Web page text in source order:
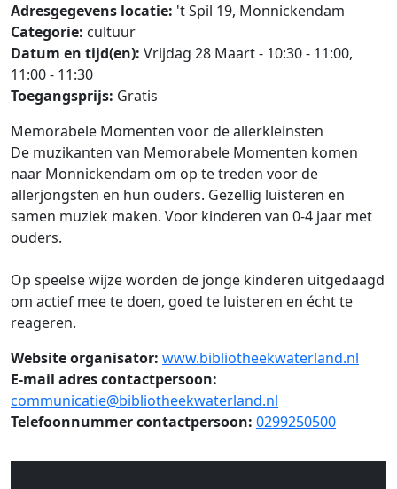
Adresgegevens locatie: 't Spil 19, Monnickendam
Categorie: cultuur
Datum en tijd(en): Vrijdag 28 Maart - 10:30 - 11:00,
11:00 - 11:30
Toegangsprijs: Gratis
Memorabele Momenten voor de allerkleinsten
De muzikanten van Memorabele Momenten komen
naar Monnickendam om op te treden voor de
allerjongsten en hun ouders. Gezellig luisteren en
samen muziek maken. Voor kinderen van 0-4 jaar met
ouders.
Op speelse wijze worden de jonge kinderen uitgedaagd
om actief mee te doen, goed te luisteren en écht te
reageren.
Website organisator: www.bibliotheekwaterland.nl
E-mail adres contactpersoon:
communicatie@bibliotheekwaterland.nl
Telefoonnummer contactpersoon: 0299250500